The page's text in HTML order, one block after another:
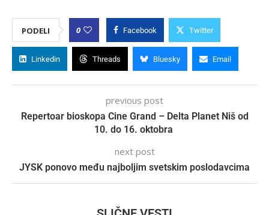
PODELI 0 Facebook Twitter
Linkedin Threads Bluesky Email
previous post
Repertoar bioskopa Cine Grand – Delta Planet Niš od
10. do 16. oktobra
next post
JYSK ponovo među najboljim svetskim poslodavcima